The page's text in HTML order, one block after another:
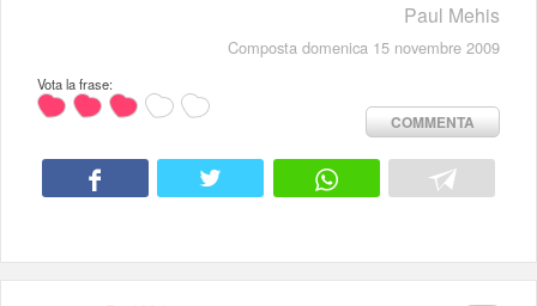
Paul Mehis
Composta domenica 15 novembre 2009
Vota la frase:
COMMENTA